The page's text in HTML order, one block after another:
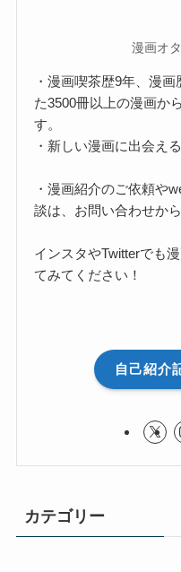
漫画オ
・漫画喫茶歴9年、漫
た3500冊以上の漫画か
す。
・新しい漫画に出会え
・漫画紹介のご依頼や
談は、お問い合わせか
インスタやTwitterでも
てみてください！
自己紹介
カテゴリー